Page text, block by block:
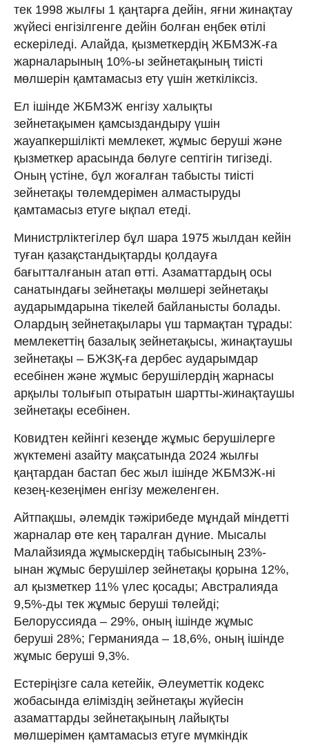
тек 1998 жылғы 1 қаңтарға дейін, яғни жинақтау
жүйесі енгізілгенге дейін болған еңбек өтілі
ескеріледі. Алайда, қызметкердің ЖБМЗЖ-ға
жарналарының 10%-ы зейнетақының тиісті
мөлшерін қамтамасыз ету үшін жеткіліксіз.
Ел ішінде ЖБМЗЖ енгізу халықты
зейнетақымен қамсыздандыру үшін
жауапкершілікті мемлекет, жұмыс беруші және
қызметкер арасында бөлуге септігін тигізеді.
Оның үстіне, бұл жоғалған табысты тиісті
зейнетақы төлемдерімен алмастыруды
қамтамасыз етуге ықпал етеді.
Министрліктегілер бұл шара 1975 жылдан кейін
туған қазақстандықтарды қолдауға
бағытталғанын атап өтті. Азаматтардың осы
санатындағы зейнетақы мөлшері зейнетақы
аударымдарына тікелей байланысты болады.
Олардың зейнетақылары үш тармақтан тұрады:
мемлекеттің базалық зейнетақысы, жинақтаушы
зейнетақы – БЖЗҚ-ға дербес аударымдар
есебінен және жұмыс берушілердің жарнасы
арқылы толығып отыратын шартты-жинақтаушы
зейнетақы есебінен.
Ковидтен кейінгі кезеңде жұмыс берушілерге
жүктемені азайту мақсатында 2024 жылғы
қаңтардан бастап бес жыл ішінде ЖБМЗЖ-ні
кезең-кезеңімен енгізу межеленген.
Айтпақшы, әлемдік тәжірибеде мұндай міндетті
жарналар өте кең таралған дүние. Мысалы
Малайзияда жұмыскердің табысының 23%-
ынан жұмыс берушілер зейнетақы қорына 12%,
ал қызметкер 11% үлес қосады; Австралияда
9,5%-ды тек жұмыс беруші төлейді;
Белоруссияда – 29%, оның ішінде жұмыс
беруші 28%; Германияда – 18,6%, оның ішінде
жұмыс беруші 9,3%.
Естеріңізге сала кетейік, Әлеуметтік кодекс
жобасында еліміздің зейнетақы жүйесін
азаматтарды зейнетақының лайықты
мөлшерімен қамтамасыз етуге мүмкіндік